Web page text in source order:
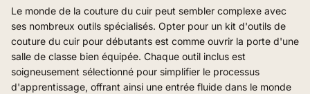
Le monde de la couture du cuir peut sembler complexe avec
ses nombreux outils spécialisés. Opter pour un kit d'outils de
couture du cuir pour débutants est comme ouvrir la porte d'une
salle de classe bien équipée. Chaque outil inclus est
soigneusement sélectionné pour simplifier le processus
d'apprentissage, offrant ainsi une entrée fluide dans le monde